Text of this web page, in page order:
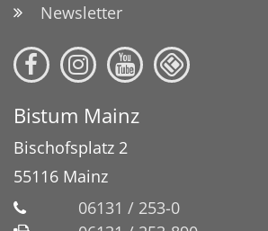
Newsletter
Bistum Mainz
Bischofsplatz 2
55116 Mainz
06131 / 253-0